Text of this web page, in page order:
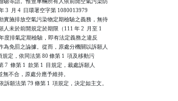
驗等語。惟查車輛所有人依前開空氣污染防
3  月 4  日環署空字第 1080013979
實施排放空氣污染物定期檢驗之義務，無待
人未於前開規定於期限（111 年 2  月至 1
年度排氣定期檢驗，即有法定義務之違反
為免罰之論據。從而，原處分機關以訴願人
規定，依同法第 80 條第 1  項及移動污
條第 1  款第 1  目規定，裁處訴願人
無不合，原處分應予維持。
願法第 79 條第 1  項規定，決定如主文。